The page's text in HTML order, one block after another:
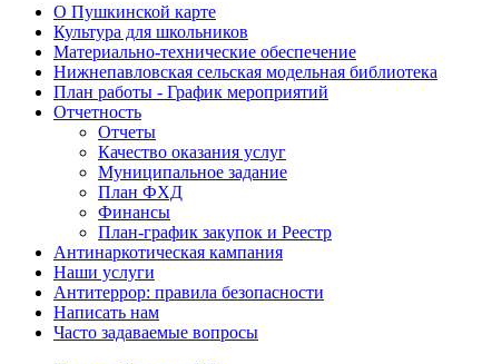
О Пушкинской карте
Культура для школьников
Материально-технические обеспечение
Нижнепавловская сельская модельная библиотека
План работы - График мероприятий
Отчетность
Отчеты
Качество оказания услуг
Муниципальное задание
План ФХД
Финансы
План-график закупок и Реестр
Антинаркотическая кампания
Наши услуги
Антитеррор: правила безопасности
Написать нам
Часто задаваемые вопросы